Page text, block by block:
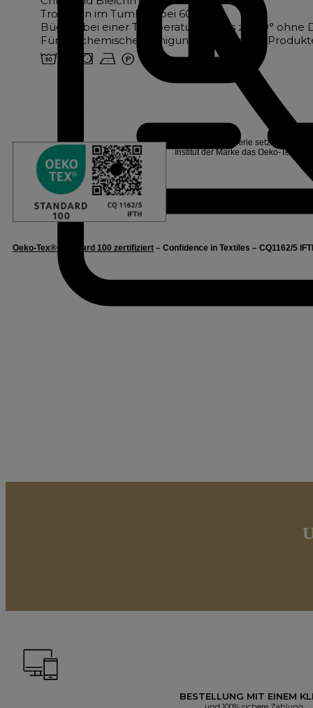
Trocknen im Tumbler bei 60°.
Bügeln bei einer Temperatur von bis zu 110° ohne
Für die chemische Reinigung zugelassene
4 o s n W
Linvosges Hôtellerie setzt sich für
Institut der Marke das Oeko-Tex®
Oeko-Tex® Standard 100 zertifiziert – Confidence in Textiles – CQ1162/5
BESTELLUNG MIT EINEM